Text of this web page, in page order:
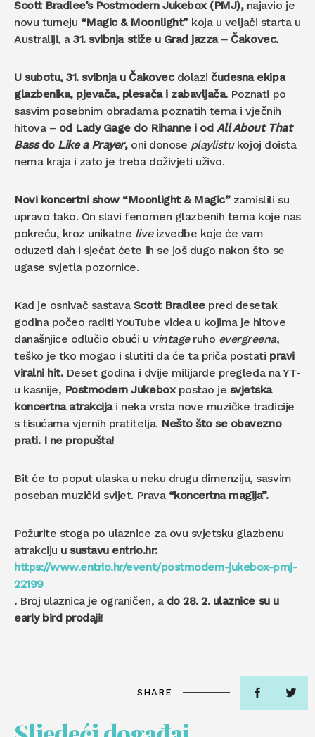
Scott Bradlee’s Postmodern Jukebox (PMJ), najavio je
novu turneju “Magic & Moonlight” koja u veljači starta u
Australiji, a31. svibnja stiže u Grad jazza – Čakovec.
U subotu, 31. svibnja u Čakovecdolazičudesna ekipa
glazbenika, pjevača, plesača i zabavljača. Poznati po
sasvim posebnim obradama poznatih tema i vječnih
hitova – od Lady Gage do Rihanne i od All About That
Bassdo Like a Prayer, oni donose playlistukojoj doista
nema kraja i zato je treba doživjeti uživo.
Novi koncertni show “Moonlight & Magic” zamislili su
upravo tako. On slavi fenomen glazbenih tema koje nas
pokreću, kroz unikatne liveizvedbe koje će vam
oduzeti dah i sjećat ćete ih se još dugo nakon što se
ugase svjetla pozornice.
Kad je osnivač sastava Scott Bradleepred desetak
godina počeo raditi YouTube videa u kojima je hitove
današnjice odlučio obući u vintageruho evergreena,
teško je tko mogao i slutiti da će ta priča postati pravi
viralni hit.Deset godina i dvije milijarde pregleda na YT-
u kasnije, Postmodern Jukeboxpostao je svjetska
koncertna atrakcijai neka vrsta nove muzičke tradicije
s tisućama vjernih pratitelja. Nešto što se obavezno
prati. I ne propušta!
Bit će to poput ulaska u neku drugu dimenziju, sasvim
poseban muzički svijet. Prava “koncertna magija”.
Požurite stoga po ulaznice za ovu svjetsku glazbenu
atrakciju u sustavu entrio.hr:
https://www.entrio.hr/event/postmodern-jukebox-pmj-
22199
. Broj ulaznica je ograničen, a do 28. 2. ulaznice su u
early bird prodaji!
SHARE